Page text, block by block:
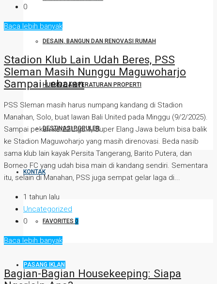
DESAIN, BANGUN DAN RENOVASI RUMAH
HUKUM DAN PERATURAN PROPERTI
DESTINASI POPULER
KONTAK
FAVORITES 0
PASANG IKLAN
0
Baca lebih banyak
Stadion Klub Lain Udah Beres, PSS
Sleman Masih Nunggu Maguwoharjo
Sampai Lebaran
PSS Sleman masih harus numpang kandang di Stadion
Manahan, Solo, buat lawan Bali United pada Minggu (9/2/2025).
Sampai pekan ke-22 Liga 1, Super Elang Jawa belum bisa balik
ke Stadion Maguwoharjo yang masih direnovasi. Beda nasib
sama klub lain kayak Persita Tangerang, Barito Putera, dan
Borneo FC yang udah bisa main di kandang sendiri. Sementara
itu, selain di Manahan, PSS juga sempat gelar laga di...
1 tahun lalu
Uncategorized
0
Baca lebih banyak
Bagian-Bagian Housekeeping: Siapa